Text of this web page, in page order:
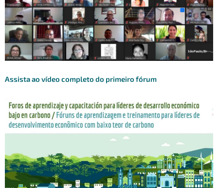
Assista ao vídeo completo do primeiro fórum